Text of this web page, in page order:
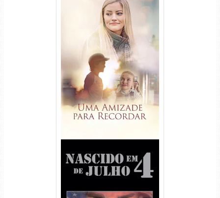
Uma Amizade para Recordar
Torrent (2025) WEB-DL 1080p
Dual Áudio